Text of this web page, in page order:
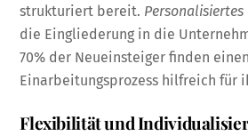
strukturiert bereit.
die Eingliederung in die
70% der Neueinsteiger finden
Einarbeitungsprozess hilfreich für
Flexibilität und